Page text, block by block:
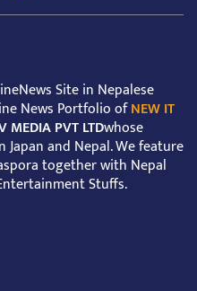
Site in Nepalese
News Portfolio ofNEW IT
MEDIA PVT LTDwhose
and Nepal. We feature
together with Nepal
Stuffs.